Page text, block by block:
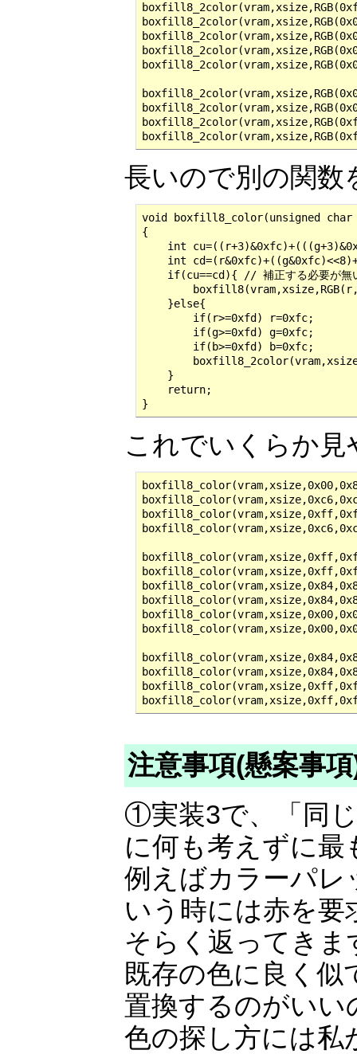
長いので別の関数
void boxfill8_color(unsigned
{
int
int
if(cu==cd){ // 補正する必要が無
    }else{
        if(r>=0xfd) r=0xfc;
        if(g>=0xfd) g=0xfc;
        if(b>=0xfd) b=0xfc;
    }
    return;
}
これでいくらか
注意事項(懸案事
①実装3で、「同
に何も考えずに
例えばカラーパ
いう時には赤を
そらく返ってきま
既存の色に良く
置換するのがいい
色の探し方には私